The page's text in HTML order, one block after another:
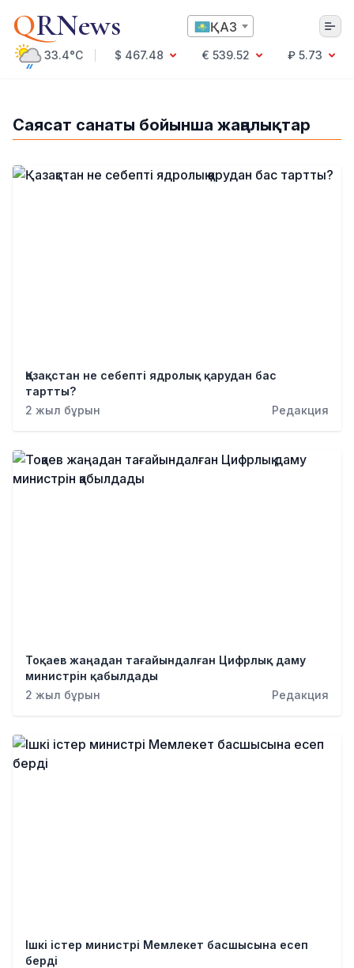
QRNews ҚАЗ
33.4°C $ 467.48 € 539.52
₽ 5.73
Мәдениет
Саясат санаты бойынша жаңалықтар
Қазақстан не себепті ядролық қарудан бас
тартты?
2 жыл бұрын
Редакция
Тоқаев жаңадан тағайындалған Цифрлық даму
министрін қабылдады
2 жыл бұрын
Редакция
Ішкі істер министрі Мемлекет басшысына есеп
берді